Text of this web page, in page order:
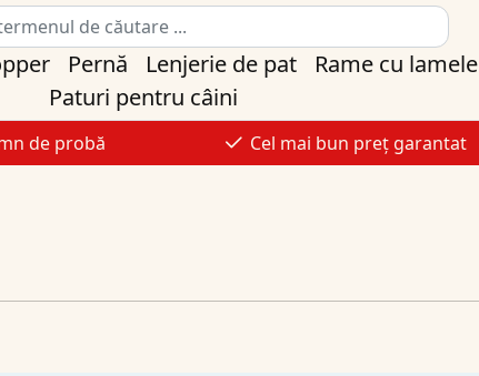
Pernă Lenjerie de pat
Rame cu lamele
Paturi pentru câini
de probă Cel mai bun preț garantat